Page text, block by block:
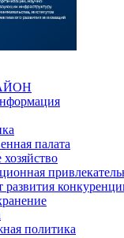
палата
хозяйство
развития
политика